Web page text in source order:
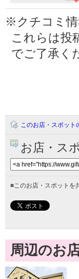
※クチコミ情
これらは投
でご了承く
このお店・スポット
お店・ス
■このお店・スポットを
周辺のお